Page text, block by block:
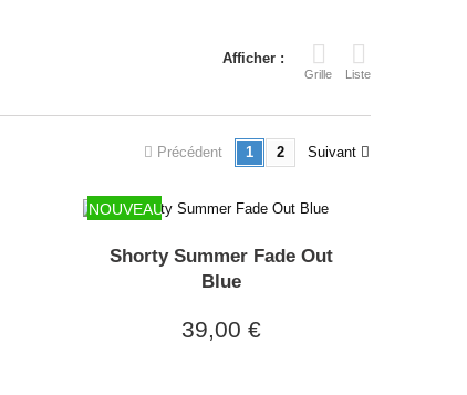
Afficher :
Grille Liste
Précédent 1 2 Suivant
NOUVEAU
Shorty Summer Fade Out
Blue
39,00 €